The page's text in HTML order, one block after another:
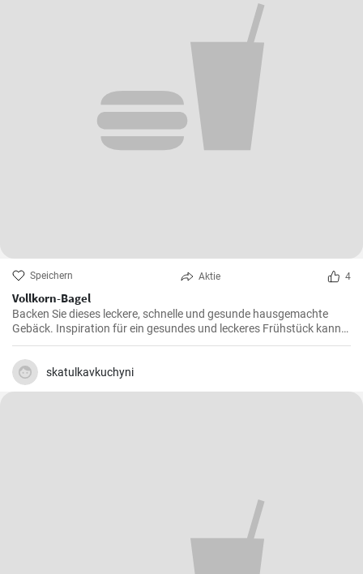
Speichern Aktie 4
Vollkorn-Bagel
Backen Sie dieses leckere, schnelle und gesunde hausgemachte
Gebäck. Inspiration für ein gesundes und leckeres Frühstück kann
man nie genug haben.
skatulkavkuchyni